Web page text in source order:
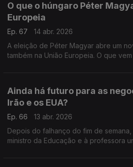
O que o húngaro Péter
Europeia
Ep. 67
14 abr. 2026
A eleição de Péter Magyar abre um
também na União Europeia. O que
Ainda há futuro para as
Irão e os EUA?
Ep. 66
13 abr. 2026
Depois do falhanço do fim de
ministro da Educação e à professora